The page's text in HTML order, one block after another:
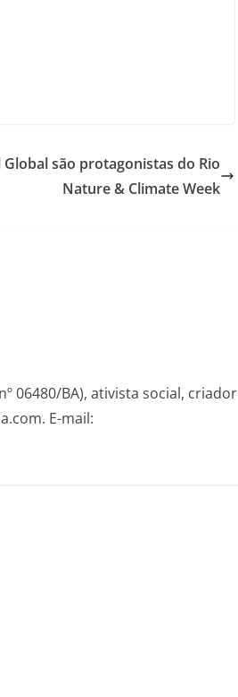
Global são protagonistas do Rio
Nature & Climate Week
06480/BA), ativista social, criador
E-mail: